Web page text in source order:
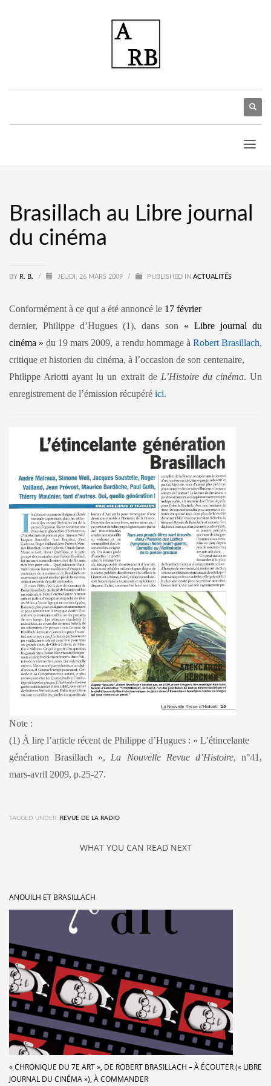
Brasillach au Libre journal
du cinéma
BY R. B. / JEUDI, 26 MARS 2009 / PUBLISHED IN ACTUALITÉS
Conformément à ce qui a été annoncé le 17 février
dernier, Philippe d’Hugues (1), dans son « Libre journal du
cinéma » du 19 mars 2009, a rendu hommage à Robert Brasillach,
critique et historien du cinéma, à l’occasion de son centenaire,
Philippe Ariotti ayant lu un extrait de L’Histoire du cinéma. Un
enregistrement de l’émission récupéré ici.
Note :
(1) À lire l’article récent de Philippe d’Hugues : « L’étincelante
génération Brasillach », La Nouvelle Revue d’Histoire, n°41,
mars-avril 2009, p.25-27.
TAGGED UNDER: REVUE DE LA RADIO
WHAT YOU CAN READ NEXT
ANOUILH ET BRASILLACH
« CHRONIQUE DU 7E ART », DE ROBERT BRASILLACH – À ÉCOUTER (« LIBRE
JOURNAL DU CINÉMA »), À COMMANDER